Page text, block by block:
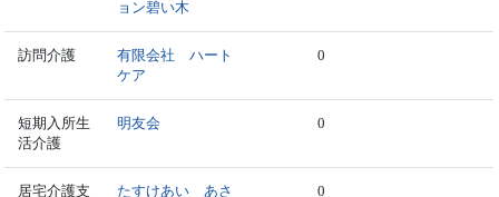
ョン碧い木
訪問介護
有限会社 ハート
ケア
0
短期入所生
活介護
明友会 0
居宅介護支
たすけあい あさ
0